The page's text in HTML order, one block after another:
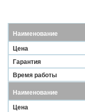
Наименование
Цена
Гарантия
Время работы
Наименование
Цена